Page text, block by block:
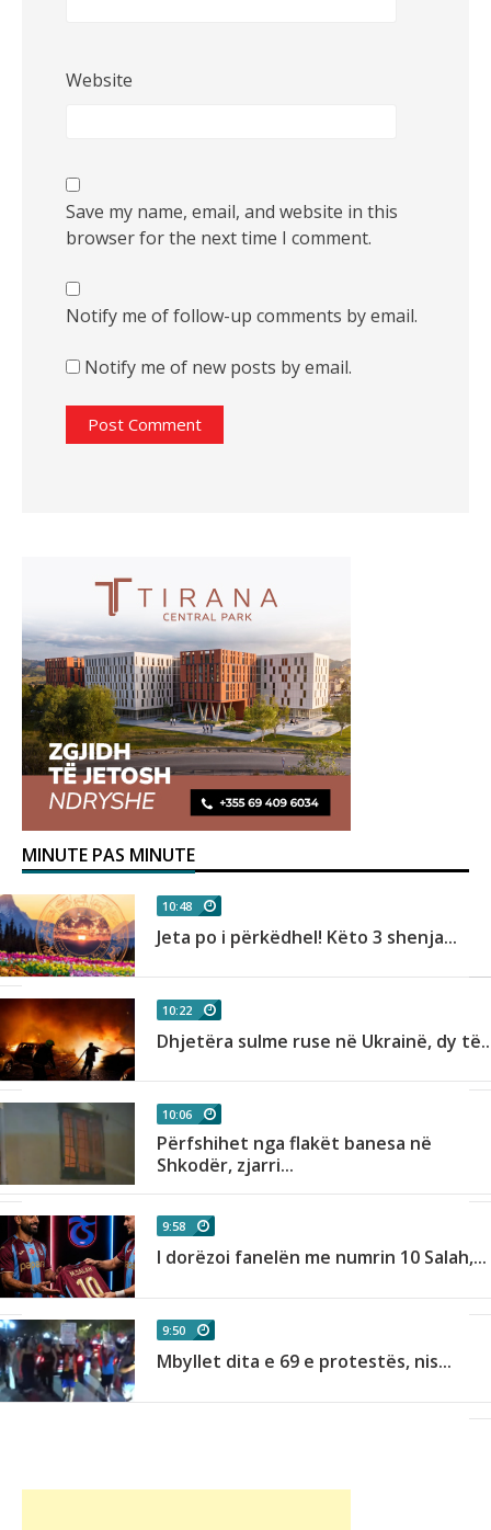
Website
Save my name, email, and website in this
browser for the next time I comment.
Notify me of follow-up comments by email.
Notify me of new posts by email.
MINUTE PAS MINUTE
10:48
Jeta po i përkëdhel! Këto 3 shenja...
10:22
Dhjetëra sulme ruse në Ukrainë, dy
10:06
Përfshihet nga flakët banesa në
Shkodër, zjarri...
9:58
I dorëzoi fanelën me numrin 10 Salah,...
9:50
Mbyllet dita e 69 e protestës, nis...